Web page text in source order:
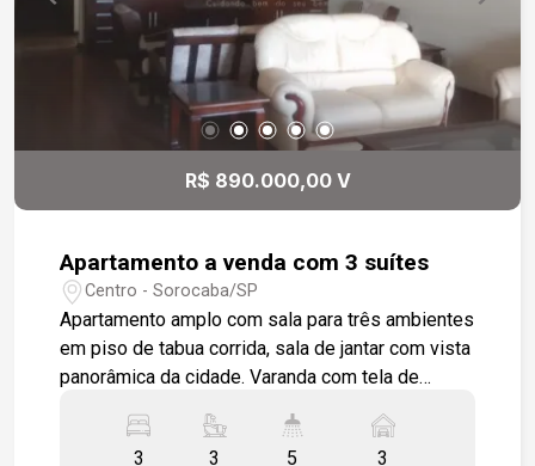
R$ 890.000,00 V
Apartamento a venda com 3 suítes
Centro - Sorocaba/SP
Apartamento amplo com sala para três ambientes
em piso de tabua corrida, sala de jantar com vista
panorâmica da cidade. Varanda com tela de
integrada, dependências de empregada com área
3 3 5 3